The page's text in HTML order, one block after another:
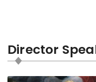
Director